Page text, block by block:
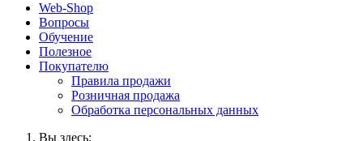
Web-Shop
Вопросы
Обучение
Полезное
Покупателю
Правила продажи
Розничная продажа
Обработка персональных данных
Вы здесь: